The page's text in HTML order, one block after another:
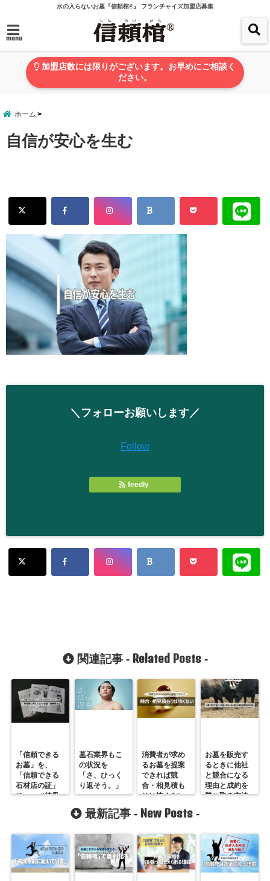
水の入らないお墓『信頼棺®』 フランチャイズ加盟店募集
menu
加盟店数には限りがございます。お早めにご相談く
ださい。
ホーム
自信が安心を生む
＼フォローお願いします／
Follow
feedly
関連記事 - Related Posts-
「信頼できる
お墓」を、
「信頼できる
石材店の証」
に──。“納骨
会社第一石材
（本社：兵庫
県神戸市)/代表
取締役・能島
墓石業界もこ
の状況を
「さ、ひっく
り返そう。」
消費者が求め
るお墓を提案
できれば競
合・相見積も
りは怖くない
お墓を販売す
るときに他社
と競合になる
理由と成約を
勝ち取る方法
最新記事 - New Posts -